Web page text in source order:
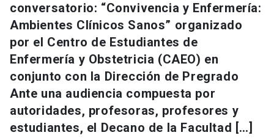
conversatorio: “Convivencia y Enfermería:
Ambientes Clínicos Sanos” organizado
por el Centro de Estudiantes de
Enfermería y Obstetricia (CAEO) en
conjunto con la Dirección de Pregrado
Ante una audiencia compuesta por
autoridades, profesoras, profesores y
estudiantes, el Decano de la Facultad […]